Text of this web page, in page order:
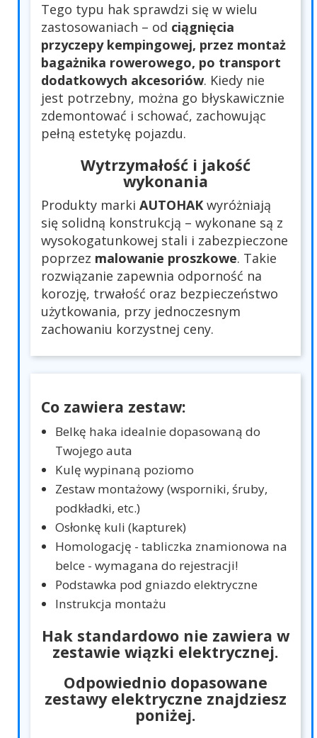
Tego typu hak sprawdzi się w wielu
zastosowaniach – od ciągnięcia
przyczepy kempingowej, przez montaż
bagażnika rowerowego, po transport
dodatkowych akcesoriów. Kiedy nie
jest potrzebny, można go błyskawicznie
zdemontować i schować, zachowując
pełną estetykę pojazdu.
Wytrzymałość i jakość
wykonania
Produkty marki AUTOHAK wyróżniają
się solidną konstrukcją – wykonane są z
wysokogatunkowej stali i zabezpieczone
poprzez malowanie proszkowe. Takie
rozwiązanie zapewnia odporność na
korozję, trwałość oraz bezpieczeństwo
użytkowania, przy jednoczesnym
zachowaniu korzystnej ceny.
Co zawiera zestaw:
Belkę haka idealnie dopasowaną do
Twojego auta
Kulę wypinaną poziomo
Zestaw montażowy (wsporniki, śruby,
podkładki, etc.)
Osłonkę kuli (kapturek)
Homologację - tabliczka znamionowa na
belce - wymagana do rejestracji!
Podstawka pod gniazdo elektryczne
Instrukcja montażu
Hak standardowo nie zawiera w
zestawie wiązki elektrycznej.
Odpowiednio dopasowane
zestawy elektryczne znajdziesz
poniżej.